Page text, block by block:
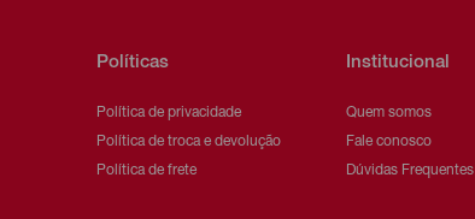
Políticas
Política de privacidade
Política de troca e devolução
Política de frete
Institucional
Quem somos
Fale conosco
Dúvidas Frequentes